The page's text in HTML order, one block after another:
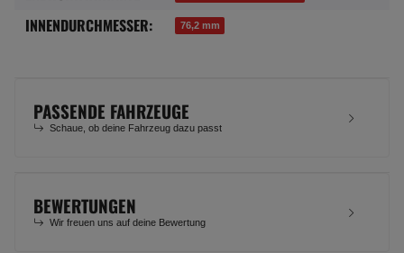
INNENDURCHMESSER: 76,2 mm
PASSENDE FAHRZEUGE
Schaue, ob deine Fahrzeug dazu passt
BEWERTUNGEN
Wir freuen uns auf deine Bewertung